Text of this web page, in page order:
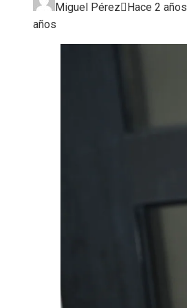
Miguel Pérez Hace 2 años
años